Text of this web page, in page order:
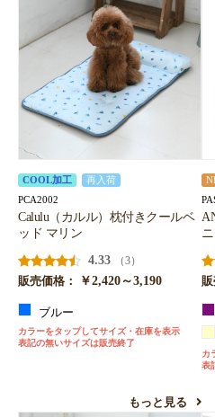
COOL加工 再入荷
PCA2002
Calulu（カルル）枕付きクールベ
ッド マリン
4.33
（3）
販売価格：
￥2,420～3,190
ブルー
カラーをタップしてサイズ・在庫を表示
表記の無いサイズは販売終了
もっと見る
販
カ
表